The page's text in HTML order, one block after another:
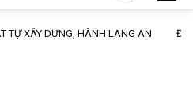
CHÍNH SÁCH BẢO HIỂM XÃ HỘI